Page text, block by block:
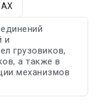
и
грузовиков,
а также в
механизмов